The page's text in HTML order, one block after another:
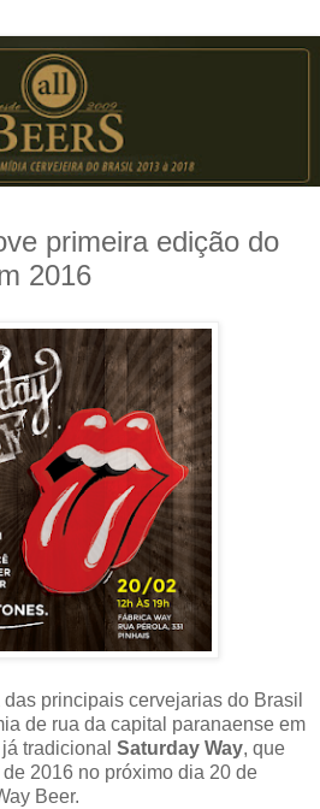
primeira edição do
2016
principais cervejarias do Brasil
de rua da capital paranaense em
tradicional Saturday Way, que
2016 no próximo dia 20 de
Beer.